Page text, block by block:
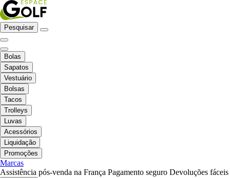
Pesquisar
Bolas
Sapatos
Vestuário
Bolsas
Tacos
Trolleys
Luvas
Acessórios
Liquidação
Promoções
Marcas
Assistência pós-venda na França Pagamento seguro Devoluções fáceis